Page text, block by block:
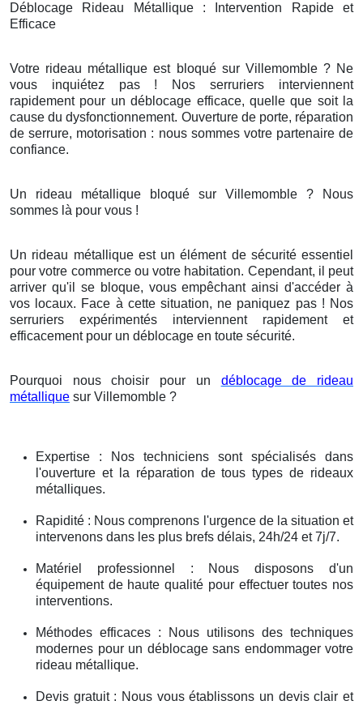
Déblocage Rideau Métallique : Intervention Rapide et
Efficace
Votre rideau métallique est bloqué sur Villemomble ? Ne
vous inquiétez pas ! Nos serruriers interviennent
rapidement pour un déblocage efficace, quelle que soit la
cause du dysfonctionnement. Ouverture de porte, réparation
de serrure, motorisation : nous sommes votre partenaire de
confiance.
Un rideau métallique bloqué sur Villemomble ? Nous
sommes là pour vous !
Un rideau métallique est un élément de sécurité essentiel
pour votre commerce ou votre habitation. Cependant, il peut
arriver qu'il se bloque, vous empêchant ainsi d'accéder à
vos locaux. Face à cette situation, ne paniquez pas ! Nos
serruriers expérimentés interviennent rapidement et
efficacement pour un déblocage en toute sécurité.
Pourquoi nous choisir pour un déblocage de rideau
métallique sur Villemomble ?
Expertise : Nos techniciens sont spécialisés dans
l'ouverture et la réparation de tous types de rideaux
métalliques.
Rapidité : Nous comprenons l'urgence de la situation et
intervenons dans les plus brefs délais, 24h/24 et 7j/7.
Matériel professionnel : Nous disposons d'un
équipement de haute qualité pour effectuer toutes nos
interventions.
Méthodes efficaces : Nous utilisons des techniques
modernes pour un déblocage sans endommager votre
rideau métallique.
Devis gratuit : Nous vous établissons un devis clair et